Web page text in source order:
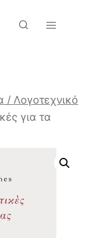
/ Λογοτεχνικό
για τα